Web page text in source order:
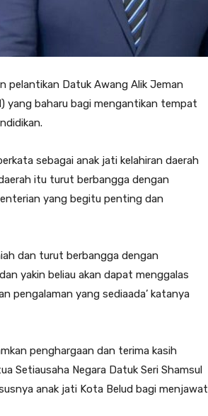
pelantikan Datuk Awang Alik Jeman
yang baharu bagi mengantikan tempat
sebagai anak jati kelahiran daerah
itu turut berbangga dengan
yang begitu penting dan
dan turut berbangga dengan
yakin beliau akan dapat menggalas
pengalaman yang sediaada’ katanya
penghargaan dan terima kasih
Setiausaha Negara Datuk Seri Shamsul
anak jati Kota Belud bagi menjawat